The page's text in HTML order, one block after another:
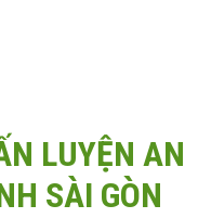
LUYỆN AN
SÀI GÒN